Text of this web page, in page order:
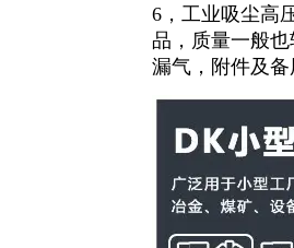
6，工业吸尘高
品，质量一般
漏气，附件及